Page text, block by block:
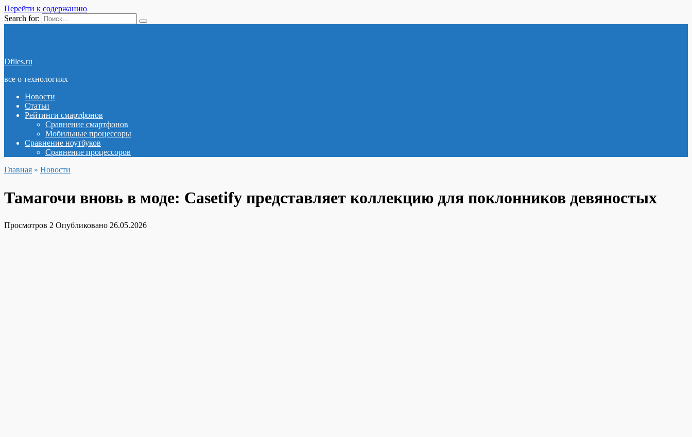
Перейти к содержанию
Search for:
Dfiles.ru
все о технологиях
Новости
Статьи
Рейтинги смартфонов
Сравнение смартфонов
Мобильные процессоры
Сравнение ноутбуков
Сравнение процессоров
Главная » Новости
Тамагочи вновь в моде: Casetify представляет коллекцию для поклонников девяностых
Просмотров 2 Опубликовано 26.05.2026